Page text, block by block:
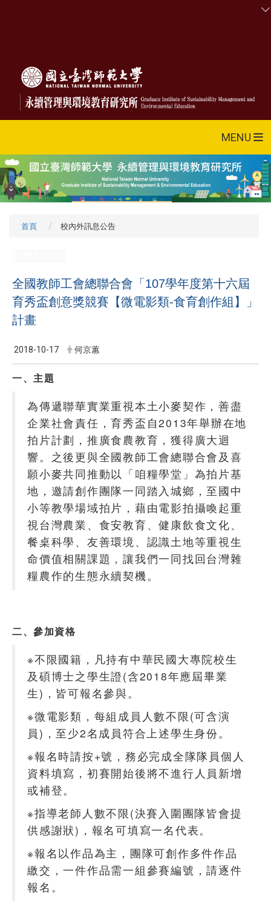
MENU
首頁 校內外訊息公告
全國教師工會總聯合會「107學年度第十六屆
育秀盃創意獎競賽【微電影類-食育創作組】」
計畫
2018-10-17 何京蕙
一、主題
為傳遞聯華實業重視本土小麥契作，善盡
企業社會責任，育秀盃自2013年舉辦在地
拍片計劃，推廣食農教育，獲得廣大迴
響。之後更與全國教師工會總聯合會及喜
願小麥共同推動以「咱糧學堂」為拍片基
地，邀請創作團隊一同踏入城鄉，至國中
小等教學場域拍片，藉由電影拍攝喚起重
視台灣農業、食安教育、健康飲食文化、
餐桌科學、友善環境、認識土地等重視生
命價值相關課題，讓我們一同找回台灣雜
糧農作的生態永續契機。
二、參加資格
※不限國籍，凡持有中華民國大專院校生
及碩博士之學生證(含2018年應屆畢業
生)，皆可報名參與。
※微電影類，每組成員人數不限(可含演
員)，至少2名成員符合上述學生身份。
※報名時請按+號，務必完成全隊隊員個人
資料填寫，初賽開始後將不進行人員新增
或補登。
※指導老師人數不限(決賽入圍團隊皆會提
供感謝狀)，報名可填寫一名代表。
※報名以作品為主，團隊可創作多件作品
繳交，一件作品需一組參賽編號，請逐件
報名。